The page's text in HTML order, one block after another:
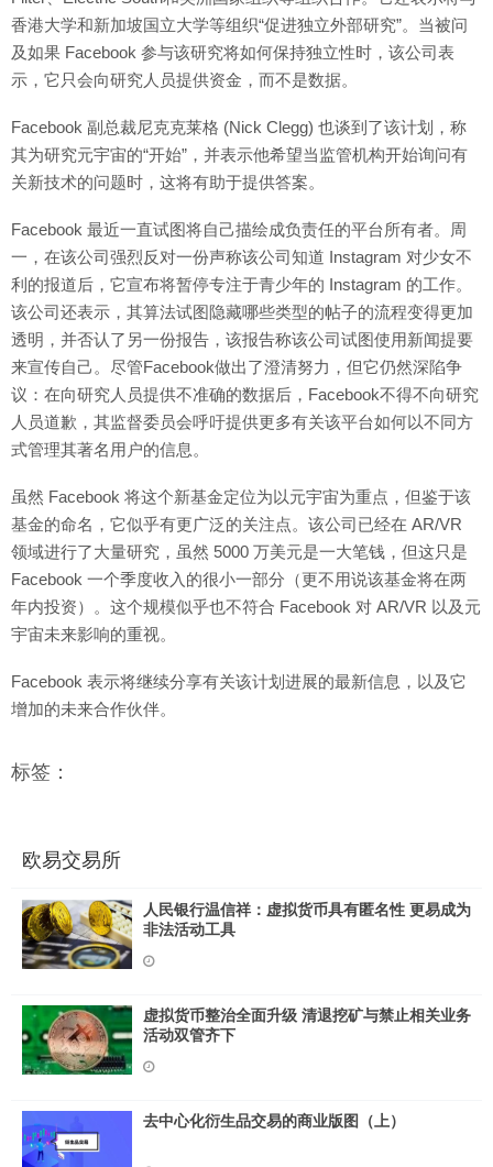
香港大学和新加坡国立大学等组织“促进独立外部研究”。当被问
及如果 Facebook 参与该研究将如何保持独立性时，该公司表
示，它只会向研究人员提供资金，而不是数据。
Facebook 副总裁尼克克莱格 (Nick Clegg) 也谈到了该计划，称
其为研究元宇宙的“开始”，并表示他希望当监管机构开始询问有
关新技术的问题时，这将有助于提供答案。
Facebook 最近一直试图将自己描绘成负责任的平台所有者。周
一，在该公司强烈反对一份声称该公司知道 Instagram 对少女不
利的报道后，它宣布将暂停专注于青少年的 Instagram 的工作。
该公司还表示，其算法试图隐藏哪些类型的帖子的流程变得更加
透明，并否认了另一份报告，该报告称该公司试图使用新闻提要
来宣传自己。尽管Facebook做出了澄清努力，但它仍然深陷争
议：在向研究人员提供不准确的数据后，Facebook不得不向研究
人员道歉，其监督委员会呼吁提供更多有关该平台如何以不同方
式管理其著名用户的信息。
虽然 Facebook 将这个新基金定位为以元宇宙为重点，但鉴于该
基金的命名，它似乎有更广泛的关注点。该公司已经在 AR/VR
领域进行了大量研究，虽然 5000 万美元是一大笔钱，但这只是
Facebook 一个季度收入的很小一部分（更不用说该基金将在两
年内投资）。这个规模似乎也不符合 Facebook 对 AR/VR 以及元
宇宙未来影响的重视。
Facebook 表示将继续分享有关该计划进展的最新信息，以及它
增加的未来合作伙伴。
标签：
欧易交易所
人民银行温信祥：虚拟货币具有匿名性 更易成为
非法活动工具
虚拟货币整治全面升级 清退挖矿与禁止相关业务
活动双管齐下
去中心化衍生品交易的商业版图（上）